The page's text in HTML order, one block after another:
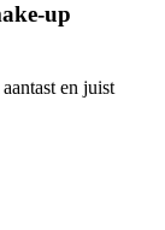
up
en juist